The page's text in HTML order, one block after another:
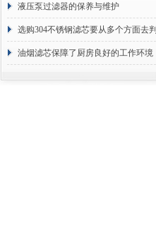
液压泵过滤器的保养与维护
选购304不锈钢滤芯要从多个方面去判
断
油烟滤芯保障了厨房良好的工作环境